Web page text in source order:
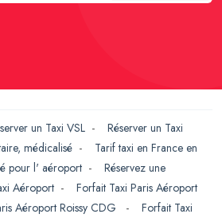
un Taxi VSL - Réserver un Taxi
médicalisé - Tarif taxi en France en
pour l' aéroport - Réservez une
Aéroport - Forfait Taxi Paris Aéroport
Aéroport Roissy CDG - Forfait Taxi